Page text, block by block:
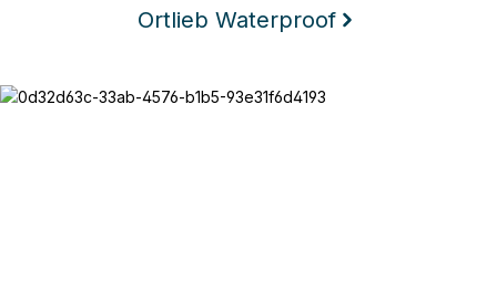
Ortlieb Waterproof
Texlock